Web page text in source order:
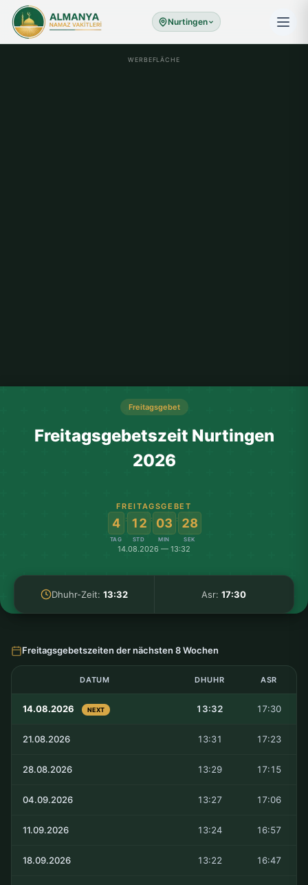
Nurtingen
WERBEFLÄCHE
Freitagsgebet
Freitagsgebetszeit Nurtingen
2026
FREITAGSGEBET
4
TAG
: 12
STD
: 03
MIN
: 28
SEK
14.08.2026 — 13:32
Dhuhr-Zeit: 13:32 Asr:17:30
Freitagsgebetszeiten der nächsten 8 Wochen
DATUM DHUHR ASR
14.08.2026 NEXT 13:32 17:30
21.08.2026 13:31 17:23
28.08.2026 13:29 17:15
04.09.2026 13:27 17:06
11.09.2026 13:24 16:57
18.09.2026 13:22 16:47